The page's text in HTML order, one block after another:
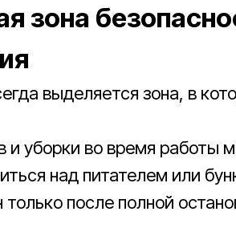
зона
выделяется зона, в
и уборки во время работы
над питателем или
после полной